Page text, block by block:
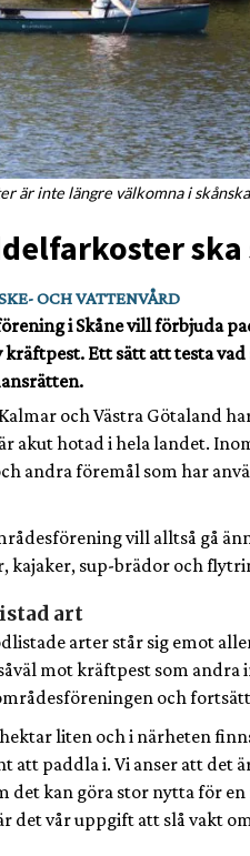
är inte längre välkomna i
OCH VATTENVÅRD
i Skåne vill förbjuda
Ett sätt att testa
och Västra Götaland
akut hotad i hela landet.
andra föremål som har
vill alltså gå
kajaker, sup-brädor och
art
arter står sig emot
mot kräftpest som andra
och
hektar liten och i närheten
att paddla i. Vi anser att det
det kan göra stor nytta för
det vår uppgift att slå vakt